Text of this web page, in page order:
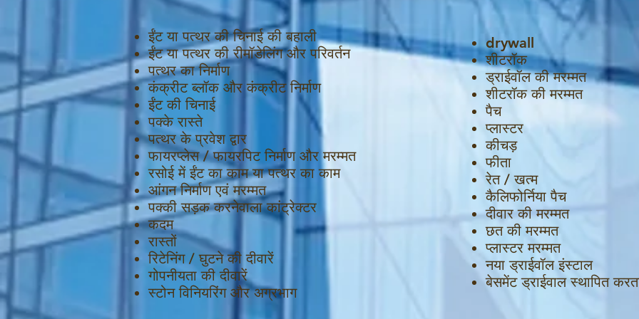
ईंट या पत्थर की चिनाई की बहाली
ईंट या पत्थर की रीमॉडेलिंग और परिवर्तन
पत्थर का निर्माण
कंक्रीट ब्लॉक और कंक्रीट निर्माण
ईंट की चिनाई
पक्के रास्ते
पत्थर के प्रवेश द्वार
फायरप्लेस / फायरपिट निर्माण और मरम्मत
रसोई में ईंट का काम या पत्थर का काम
आंगन निर्माण एवं मरम्मत
पक्की सड़क करनेवाला कांट्रेक्टर
कदम
रास्तों
रिटेनिंग / घुटने की दीवारें
गोपनीयता की दीवारें
स्टोन विनियरिंग और अग्रभाग
drywall
शीटरॉक
ड्राईवॉल की मरम्मत
शीटरॉक की मरम्मत
पैच
प्लास्टर
कीचड़
फीता
रेत / खत्म
कैलिफोर्निया पैच
दीवार की मरम्मत
छत की मरम्मत
प्लास्टर मरम्मत
नया ड्राईवॉल इंस्टाल
बेसमेंट ड्राईवाल स्थापित